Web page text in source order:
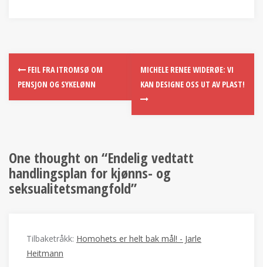
FEIL FRA ITROMSØ OM
PENSJON OG SYKELØNN
MICHELE RENEE WIDERØE: VI
KAN DESIGNE OSS UT AV PLAST!
One thought on “Endelig vedtatt
handlingsplan for kjønns- og
seksualitetsmangfold”
Tilbaketråkk: Homohets er helt bak mål! - Jarle
Heitmann